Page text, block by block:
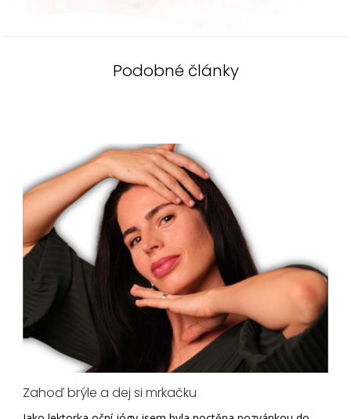
Podobné články
Zahoď brýle a dej si mrkačku